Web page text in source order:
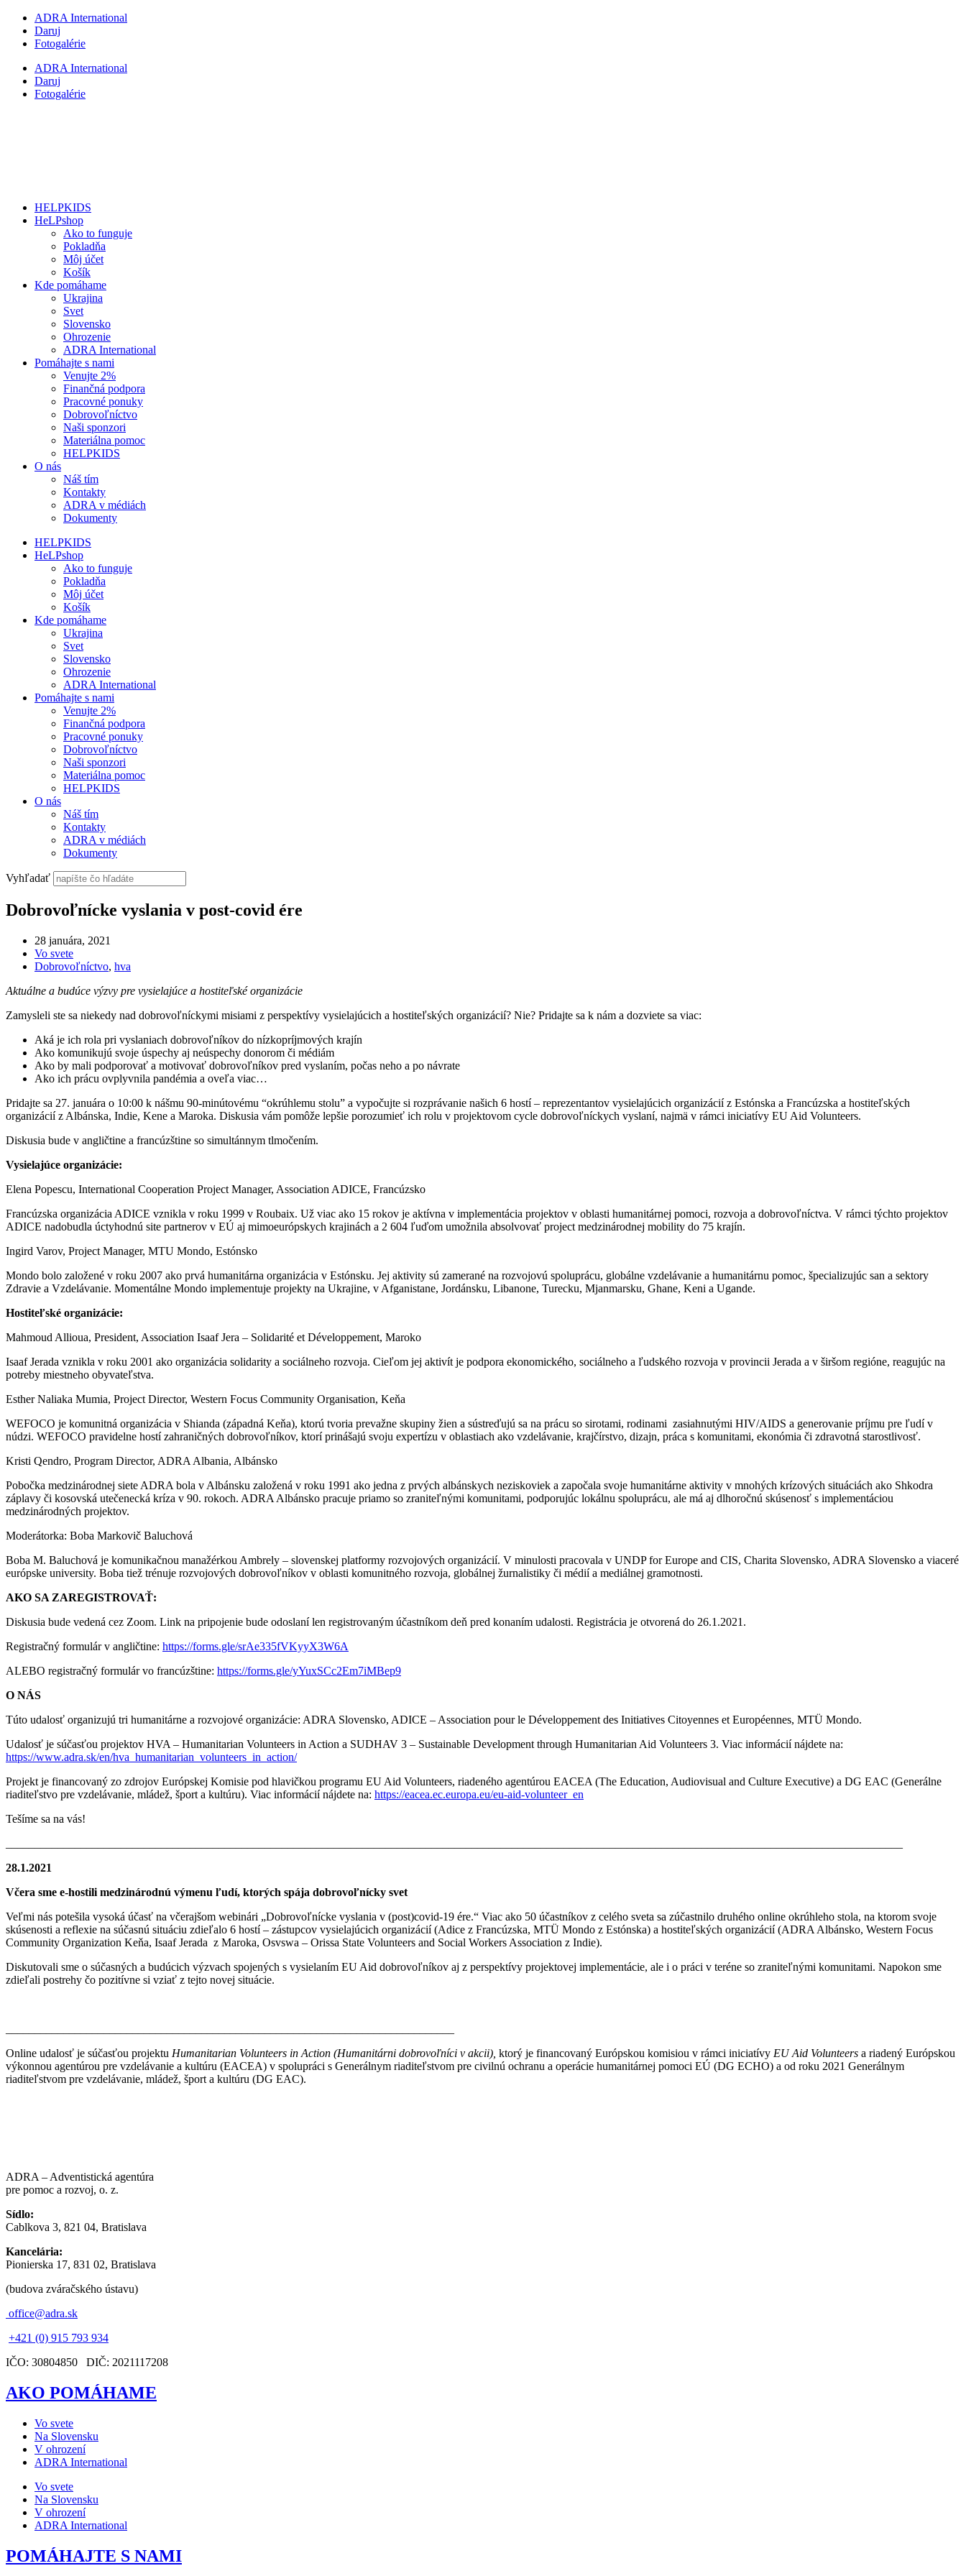
Preskočiť
obsah
ADRA International
Daruj
Fotogalérie
ADRA International
Daruj
Fotogalérie
HELPKIDS
HeLPshop
Ako to funguje
Pokladňa
Môj účet
Košík
Kde pomáhame
Ukrajina
Svet
Slovensko
Ohrozenie
ADRA International
Pomáhajte s nami
Venujte 2%
Finančná podpora
Pracovné ponuky
Dobrovoľníctvo
Naši sponzori
Materiálna pomoc
HELPKIDS
O nás
Náš tím
Kontakty
ADRA v médiách
Dokumenty
HELPKIDS
HeLPshop
Ako to funguje
Pokladňa
Môj účet
Košík
Kde pomáhame
Ukrajina
Svet
Slovensko
Ohrozenie
ADRA International
Pomáhajte s nami
Venujte 2%
Finančná podpora
Pracovné ponuky
Dobrovoľníctvo
Naši sponzori
Materiálna pomoc
HELPKIDS
O nás
Náš tím
Kontakty
ADRA v médiách
Dokumenty
Vyhľadať
Dobrovoľnícke vyslania v post-covid ére
28 januára, 2021
Vo svete
Dobrovoľníctvo, hva
Aktuálne a budúce výzvy pre vysielajúce a hostiteľské organizácie
Zamysleli ste sa niekedy nad dobrovoľníckymi misiami z perspektívy vysielajúcich a hostiteľských organizácií? Nie? Pridajte sa k nám a dozviete sa viac:
Aká je ich rola pri vyslaniach dobrovoľníkov do nízkopríjmových krajín
Ako komunikujú svoje úspechy aj neúspechy donorom či médiám
Ako by mali podporovať a motivovať dobrovoľníkov pred vyslaním, počas neho a po návrate
Ako ich prácu ovplyvnila pandémia a oveľa viac…
Pridajte sa 27. januára o 10:00 k nášmu 90-minútovému “okrúhlemu stolu” a vypočujte si rozprávanie našich 6 hostí – reprezentantov vysielajúcich organizácií z Estónska a Francúzska a hostiteľských
organizácií z Albánska, Indie, Kene a Maroka. Diskusia vám pomôže lepšie porozumieť ich rolu v projektovom cycle dobrovoľníckych vyslaní, najmä v rámci iniciatívy EU Aid Volunteers.
Diskusia bude v angličtine a francúzštine so simultánnym tlmočením.
Vysielajúce organizácie:
Elena Popescu, International Cooperation Project Manager, Association ADICE, Francúzsko
Francúzska organizácia ADICE vznikla v roku 1999 v Roubaix. Už viac ako 15 rokov je aktívna v implementácia projektov v oblasti humanitárnej pomoci, rozvoja a dobrovoľníctva. V rámci týchto projektov
ADICE nadobudla úctyhodnú site partnerov v EÚ aj mimoeurópskych krajinách a 2 604 ľuďom umožnila absolvovať project medzinárodnej mobility do 75 krajín.
Ingird Varov, Project Manager, MTU Mondo, Estónsko
Mondo bolo založené v roku 2007 ako prvá humanitárna organizácia v Estónsku. Jej aktivity sú zamerané na rozvojovú spoluprácu, globálne vzdelávanie a humanitárnu pomoc, špecializujúc san a sektory
Zdravie a Vzdelávanie. Momentálne Mondo implementuje projekty na Ukrajine, v Afganistane, Jordánsku, Libanone, Turecku, Mjanmarsku, Ghane, Keni a Ugande.
Hostiteľské organizácie:
Mahmoud Allioua, President, Association Isaaf Jera – Solidarité et Développement, Maroko
Isaaf Jerada vznikla v roku 2001 ako organizácia solidarity a sociálneho rozvoja. Cieľom jej aktivít je podpora ekonomického, sociálneho a ľudského rozvoja v provincii Jerada a v širšom regióne, reagujúc na
potreby miestneho obyvateľstva.
Esther Naliaka Mumia, Project Director, Western Focus Community Organisation, Keňa
WEFOCO je komunitná organizácia v Shianda (západná Keňa), ktorú tvoria prevažne skupiny žien a sústreďujú sa na prácu so sirotami, rodinami zasiahnutými HIV/AIDS a generovanie príjmu pre ľudí v
núdzi. WEFOCO pravidelne hostí zahraničných dobrovoľníkov, ktorí prinášajú svoju expertízu v oblastiach ako vzdelávanie, krajčírstvo, dizajn, práca s komunitami, ekonómia či zdravotná starostlivosť.
Kristi Qendro, Program Director, ADRA Albania, Albánsko
Pobočka medzinárodnej siete ADRA bola v Albánsku založená v roku 1991 ako jedna z prvých albánskych neziskoviek a započala svoje humanitárne aktivity v mnohých krízových situáciách ako Shkodra
záplavy či kosovská utečenecká kríza v 90. rokoch. ADRA Albánsko pracuje priamo so zraniteľnými komunitami, podporujúc lokálnu spoluprácu, ale má aj dlhoročnú skúsenosť s implementáciou
medzinárodných projektov.
Moderátorka: Boba Markovič Baluchová
Boba M. Baluchová je komunikačnou manažérkou Ambrely – slovenskej platformy rozvojových organizácií. V minulosti pracovala v UNDP for Europe and CIS, Charita Slovensko, ADRA Slovensko a viaceré
európske university. Boba tiež trénuje rozvojových dobrovoľníkov v oblasti komunitného rozvoja, globálnej žurnalistiky či médií a mediálnej gramotnosti.
AKO SA ZAREGISTROVAŤ:
Diskusia bude vedená cez Zoom. Link na pripojenie bude odoslaní len registrovaným účastníkom deň pred konaním udalosti. Registrácia je otvorená do 26.1.2021.
Registračný formulár v angličtine: https://forms.gle/srAe335fVKyyX3W6A
ALEBO registračný formulár vo francúzštine: https://forms.gle/yYuxSCc2Em7iMBep9
O NÁS
Túto udalosť organizujú tri humanitárne a rozvojové organizácie: ADRA Slovensko, ADICE – Association pour le Développement des Initiatives Citoyennes et Européennes, MTÜ Mondo.
Udalosť je súčasťou projektov HVA – Humanitarian Volunteers in Action a SUDHAV 3 – Sustainable Development through Humanitarian Aid Volunteers 3. Viac informácií nájdete na:
https://www.adra.sk/en/hva_humanitarian_volunteers_in_action/
Projekt je financovaný zo zdrojov Európskej Komisie pod hlavičkou programu EU Aid Volunteers, riadeného agentúrou EACEA (The Education, Audiovisual and Culture Executive) a DG EAC (Generálne
riaditeľstvo pre vzdelávanie, mládež, šport a kultúru). Viac informácií nájdete na: https://eacea.ec.europa.eu/eu-aid-volunteer_en
Tešíme sa na vás!
28.1.2021
Včera sme e-hostili medzinárodnú výmenu ľudí, ktorých spája dobrovoľnícky svet
Veľmi nás potešila vysoká účasť na včerajšom webinári „Dobrovoľnícke vyslania v (post)covid-19 ére.“ Viac ako 50 účastníkov z celého sveta sa zúčastnilo druhého online okrúhleho stola, na ktorom svoje
skúsenosti a reflexie na súčasnú situáciu zdieľalo 6 hostí – zástupcov vysielajúcich organizácií (Adice z Francúzska, MTÜ Mondo z Estónska) a hostiteľských organizácií (ADRA Albánsko, Western Focus
Community Organization Keňa, Isaaf Jerada z Maroka, Osvswa – Orissa State Volunteers and Social Workers Association z Indie).
Diskutovali sme o súčasných a budúcich výzvach spojených s vysielaním EU Aid dobrovoľníkov aj z perspektívy projektovej implementácie, ale i o práci v teréne so zraniteľnými komunitami. Napokon sme
zdieľali postrehy čo pozitívne si vziať z tejto novej situácie.
Online udalosť je súčasťou projektu Humanitarian Volunteers in Action (Humanitárni dobrovoľníci v akcii), ktorý je financovaný Európskou komisiou v rámci iniciatívy EU Aid Volunteers a riadený Európskou
výkonnou agentúrou pre vzdelávanie a kultúru (EACEA) v spolupráci s Generálnym riaditeľstvom pre civilnú ochranu a operácie humanitárnej pomoci EÚ (DG ECHO) a od roku 2021 Generálnym
riaditeľstvom pre vzdelávanie, mládež, šport a kultúru (DG EAC).
ADRA – Adventistická agentúra
pre pomoc a rozvoj, o. z.
Sídlo:
Cablkova 3, 821 04, Bratislava
Kancelária:
Pionierska 17, 831 02, Bratislava
(budova zváračského ústavu)
office@adra.sk
+421 (0) 915 793 934
IČO: 30804850 DIČ: 2021117208
AKO POMÁHAME
Vo svete
Na Slovensku
V ohrození
ADRA International
Vo svete
Na Slovensku
V ohrození
ADRA International
POMÁHAJTE S NAMI